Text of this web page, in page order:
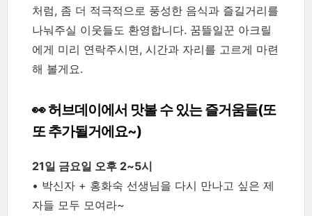
처럼, 좀 더 적극적으로 풍성한 음식과 즐길거리를
나눠주실 이웃들도 환영합니다. 꿈뜰일꾼 아크릴
에게 미리 연락주시면, 시간과 자리를 고르게 마련
해 볼게요.
👀 허브데이에서 맛볼 수 있는 즐거움들(또
또 추가될거에요~)
21일 금요일 오후 2~5시
• 박신자 + 홍화숙 선생님을 다시 만나고 싶은 제
자들 모두 모여라~